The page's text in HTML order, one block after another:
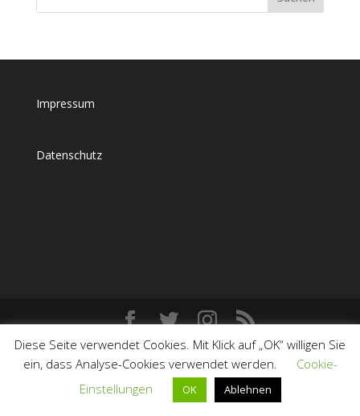
Impressum
Datenschutz
Diese Seite verwendet Cookies. Mit Klick auf „OK“ willigen Sie
ein, dass Analyse-Cookies verwendet werden.
Cookie-
Einstellungen
OK Ablehnen